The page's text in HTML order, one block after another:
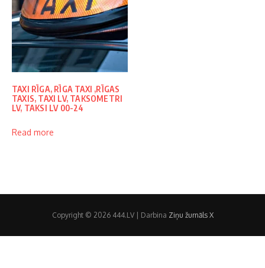
TAXI RĪGA, RĪGA TAXI ,RĪGAS
TAXIS, TAXI LV, TAKSOMETRI
LV, TAKSI LV 00-24
Read more
Copyright © 2026 444.LV | Darbina Ziņu žurnāls X